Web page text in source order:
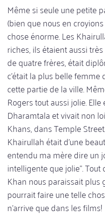
Même si seule une petite
(bien que nous en
chose énorme. Les
riches, ils étaient aussi
de quatre frères, était
c'était la plus belle femme
cette partie de la ville.
Rogers tout aussi jolie.
Dharamtala et vivait non
Khans, dans Temple
Khairullah était d'une
entendu ma mère dire un
intelligente que jolie".
Khan nous paraissait plus
pourrait faire une telle
n'arrive que dans les films!